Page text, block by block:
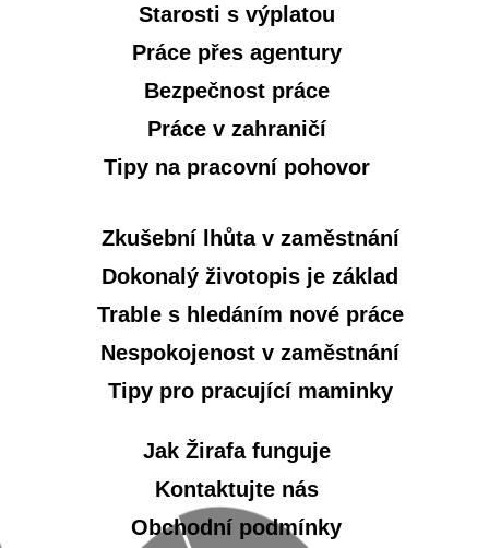
Starosti s výplatou
Práce přes agentury
Bezpečnost práce
Práce v zahraničí
Tipy na pracovní pohovor
Zkušební lhůta v zaměstnání
Dokonalý životopis je základ
Trable s hledáním nové práce
Nespokojenost v zaměstnání
Tipy pro pracující maminky
Jak Žirafa funguje
Kontaktujte nás
Obchodní podmínky